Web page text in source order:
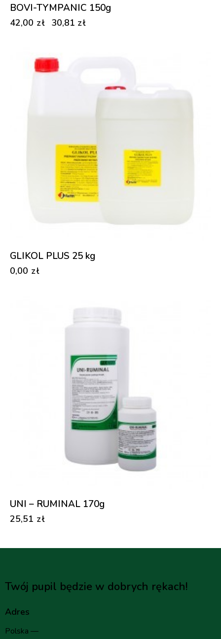
BOVI-TYMPANIC 150g
42,00 zł 30,81 zł
GLIKOL PLUS 25 kg
0,00 zł
UNI – RUMINAL 170g
25,51 zł
Twój pupil będzie w dobrych rękach!
Adres
Polska —